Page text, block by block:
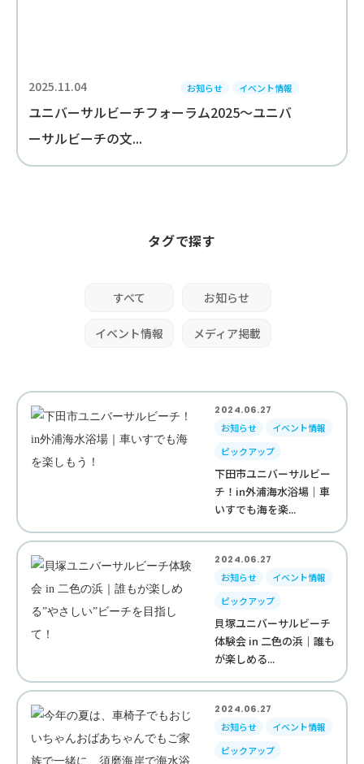
2025.11.04 お知らせ イベント情報
ユニバーサルビーチフォーラム2025～ユニバ
ーサルビーチの文...
タグで探す
すべて お知らせ
イベント情報 メディア掲載
2024.06.27
お知らせ
イベント情報
ピックアップ
下田市ユニバーサルビー
チ！in外浦海水浴場｜車
いすでも海を楽...
2024.06.27
お知らせ
イベント情報
ピックアップ
貝塚ユニバーサルビーチ
体験会 in 二色の浜｜誰も
が楽しめる...
2024.06.27
お知らせ
イベント情報
ピックアップ